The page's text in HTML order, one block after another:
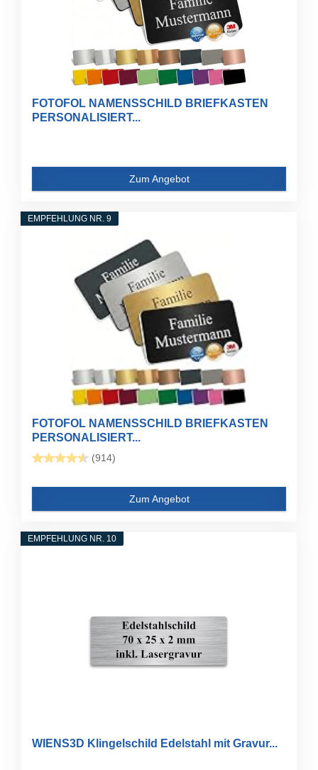
FOTOFOL NAMENSSCHILD BRIEFKASTEN
PERSONALISIERT...
Zum Angebot
EMPFEHLUNG NR. 9
FOTOFOL NAMENSSCHILD BRIEFKASTEN
PERSONALISIERT...
(914)
Zum Angebot
EMPFEHLUNG NR. 10
WIENS3D Klingelschild Edelstahl mit Gravur...